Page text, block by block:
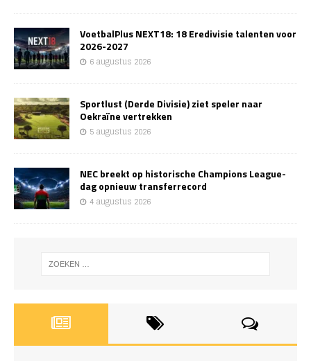
VoetbalPlus NEXT18: 18 Eredivisie talenten voor
2026-2027
6 augustus 2026
Sportlust (Derde Divisie) ziet speler naar
Oekraïne vertrekken
5 augustus 2026
NEC breekt op historische Champions League-
dag opnieuw transferrecord
4 augustus 2026